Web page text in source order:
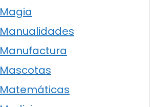
Magia
Manualidades
Manufactura
Mascotas
Matemáticas